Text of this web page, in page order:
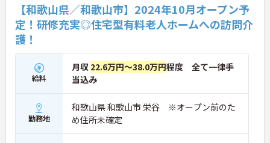
【和歌山県／和歌山市】2024年10月オープン予
定！研修充実◎住宅型有料老人ホームへの訪問介
護！
給料
月収 22.6万円～38.0万円程度 全て一律手
当込み
勤務地
和歌山県 和歌山市 栄谷 ※オープン前のた
め住所未確定